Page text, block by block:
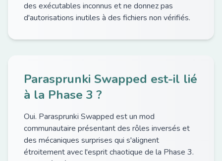
des exécutables inconnus et ne donnez pas
d'autorisations inutiles à des fichiers non vérifiés.
Parasprunki Swapped est-il lié
à la Phase 3 ?
Oui. Parasprunki Swapped est un mod
communautaire présentant des rôles inversés et
des mécaniques surprises qui s'alignent
étroitement avec l'esprit chaotique de la Phase 3.